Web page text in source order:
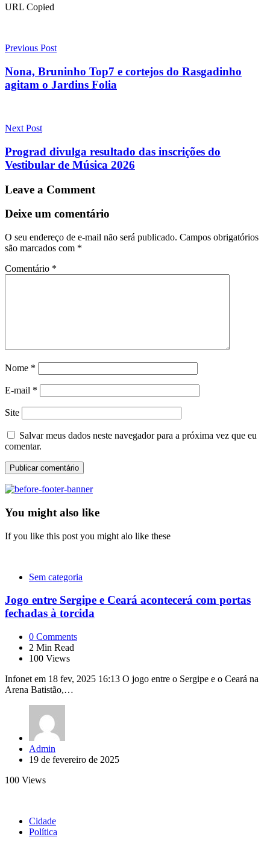
URL Copied
navigation
Previous Post
Nona, Bruninho Top7 e cortejos do Rasgadinho
agitam o Jardins Folia
Next Post
Prograd divulga resultado das inscrições do
Vestibular de Música 2026
Leave a Comment
Deixe um comentário
O seu endereço de e-mail não será publicado. Campos obrigatórios
são marcados com *
Comentário *
Nome *
E-mail *
Site
Salvar meus dados neste navegador para a próxima vez que eu
comentar.
You might also like
If you like this post you might alo like these
Sem categoria
Jogo entre Sergipe e Ceará acontecerá com portas
fechadas à torcida
0 Comments
2 Min Read
100 Views
Infonet em 18 fev, 2025 16:13 O jogo entre o Sergipe e o Ceará na
Arena Batistão,…
Posted
by
Admin
19 de fevereiro de 2025
100 Views
Cidade
Política